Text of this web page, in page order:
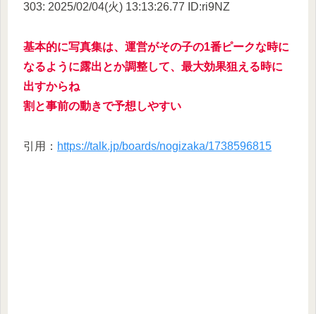
303: 2025/02/04(火) 13:13:26.77 ID:ri9NZ
基本的に写真集は、運営がその子の1番ピークな時に
なるように露出とか調整して、最大効果狙える時に
出すからね
割と事前の動きで予想しやすい
引用： https://talk.jp/boards/nogizaka/1738596815